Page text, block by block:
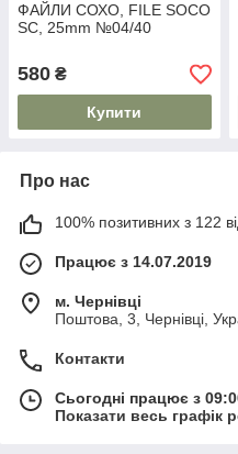
ФАЙЛИ СОХО, FILE SOCO
SC, 25mm №04/40
580 ₴
Купити
Про нас
100% позитивних з 122
Працює з 14.07.2019
м. Чернівці
Поштова, 3, Чернівці,
Контакти
Сьогодні працює з
Показати весь графік